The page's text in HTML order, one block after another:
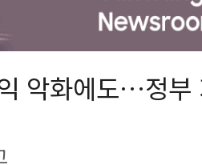
악화에도…정부